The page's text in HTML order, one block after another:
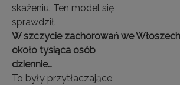
skażeniu. Ten model się
sprawdził.
W szczycie zachorowań we
około tysiąca osób
dziennie…
To były przytłaczające